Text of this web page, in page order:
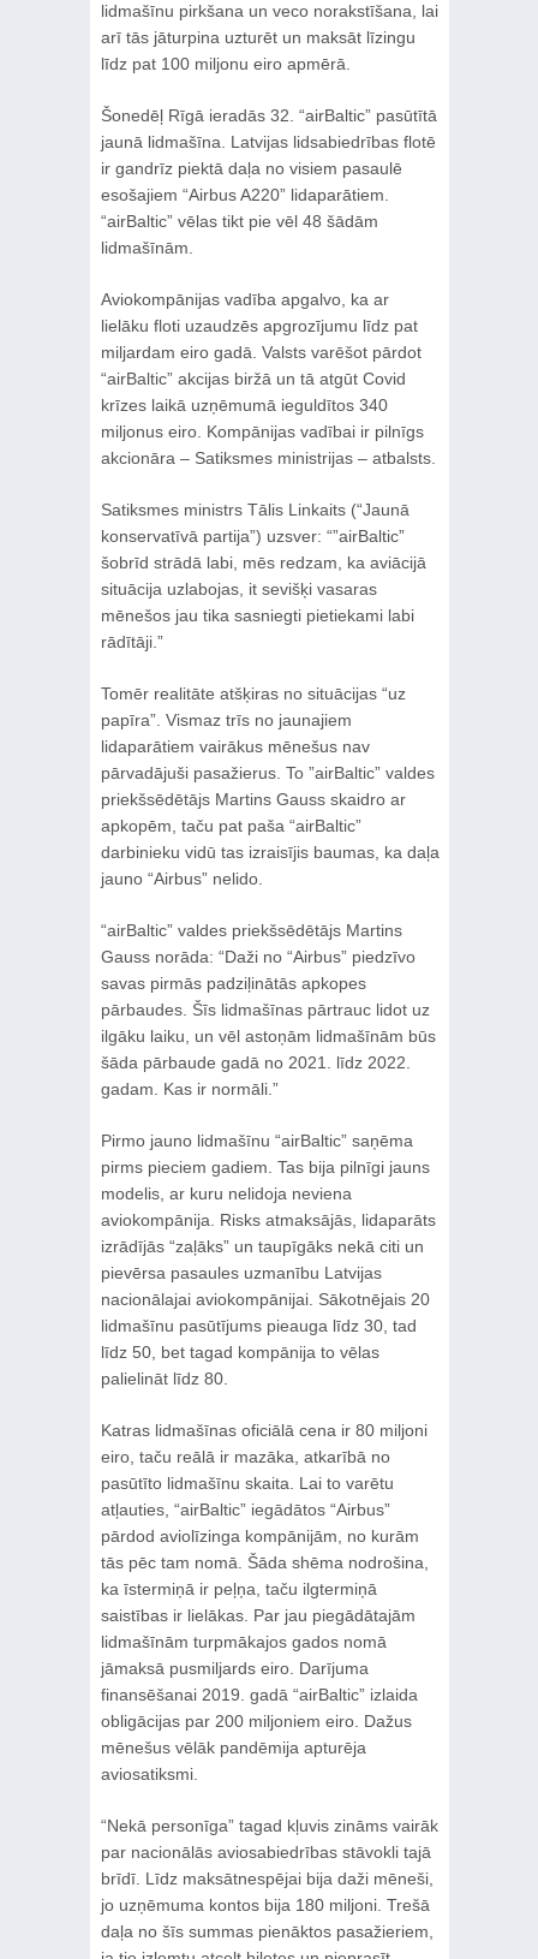
lidmašīnu pirkšana un veco norakstīšana, lai
arī tās jāturpina uzturēt un maksāt līzingu
līdz pat 100 miljonu eiro apmērā.
Šonedēļ Rīgā ieradās 32. “airBaltic” pasūtītā
jaunā lidmašīna. Latvijas lidsabiedrības flotē
ir gandrīz piektā daļa no visiem pasaulē
esošajiem “Airbus A220” lidaparātiem.
“airBaltic” vēlas tikt pie vēl 48 šādām
lidmašīnām.
Aviokompānijas vadība apgalvo, ka ar
lielāku floti uzaudzēs apgrozījumu līdz pat
miljardam eiro gadā. Valsts varēšot pārdot
“airBaltic” akcijas biržā un tā atgūt Covid
krīzes laikā uzņēmumā ieguldītos 340
miljonus eiro. Kompānijas vadībai ir pilnīgs
akcionāra – Satiksmes ministrijas – atbalsts.
Satiksmes ministrs Tālis Linkaits (“Jaunā
konservatīvā partija”) uzsver: “”airBaltic”
šobrīd strādā labi, mēs redzam, ka aviācijā
situācija uzlabojas, it sevišķi vasaras
mēnešos jau tika sasniegti pietiekami labi
rādītāji.”
Tomēr realitāte atšķiras no situācijas “uz
papīra”. Vismaz trīs no jaunajiem
lidaparātiem vairākus mēnešus nav
pārvadājuši pasažierus. To ”airBaltic” valdes
priekšsēdētājs Martins Gauss skaidro ar
apkopēm, taču pat paša “airBaltic”
darbinieku vidū tas izraisījis baumas, ka daļa
jauno “Airbus” nelido.
“airBaltic” valdes priekšsēdētājs Martins
Gauss norāda: “Daži no “Airbus” piedzīvo
savas pirmās padziļinātās apkopes
pārbaudes. Šīs lidmašīnas pārtrauc lidot uz
ilgāku laiku, un vēl astoņām lidmašīnām būs
šāda pārbaude gadā no 2021. līdz 2022.
gadam. Kas ir normāli.”
Pirmo jauno lidmašīnu “airBaltic” saņēma
pirms pieciem gadiem. Tas bija pilnīgi jauns
modelis, ar kuru nelidoja neviena
aviokompānija. Risks atmaksājās, lidaparāts
izrādījās “zaļāks” un taupīgāks nekā citi un
pievērsa pasaules uzmanību Latvijas
nacionālajai aviokompānijai. Sākotnējais 20
lidmašīnu pasūtījums pieauga līdz 30, tad
līdz 50, bet tagad kompānija to vēlas
palielināt līdz 80.
Katras lidmašīnas oficiālā cena ir 80 miljoni
eiro, taču reālā ir mazāka, atkarībā no
pasūtīto lidmašīnu skaita. Lai to varētu
atļauties, “airBaltic” iegādātos “Airbus”
pārdod aviolīzinga kompānijām, no kurām
tās pēc tam nomā. Šāda shēma nodrošina,
ka īstermiņā ir peļņa, taču ilgtermiņā
saistības ir lielākas. Par jau piegādātajām
lidmašīnām turpmākajos gados nomā
jāmaksā pusmiljards eiro. Darījuma
finansēšanai 2019. gadā “airBaltic” izlaida
obligācijas par 200 miljoniem eiro. Dažus
mēnešus vēlāk pandēmija apturēja
aviosatiksmi.
“Nekā personīga” tagad kļuvis zināms vairāk
par nacionālās aviosabiedrības stāvokli tajā
brīdī. Līdz maksātnespējai bija daži mēneši,
jo uzņēmuma kontos bija 180 miljoni. Trešā
daļa no šīs summas pienāktos pasažieriem,